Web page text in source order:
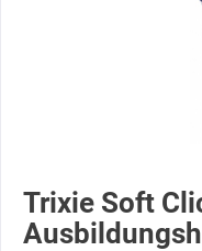
Trixie Soft